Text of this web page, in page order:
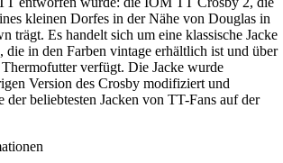
kleinen Dorfes in der Nähe von Douglas in
trägt. Es handelt sich um eine klassische Jacke
die in den Farben vintage erhältlich ist und über
Thermofutter verfügt. Die Jacke wurde
Version des Crosby modifiziert und
der beliebtesten Jacken von TT-Fans auf der